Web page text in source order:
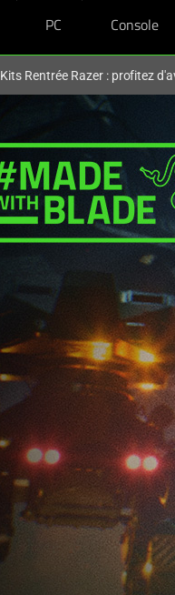
PC Console
Kits Rentrée Razer : profitez